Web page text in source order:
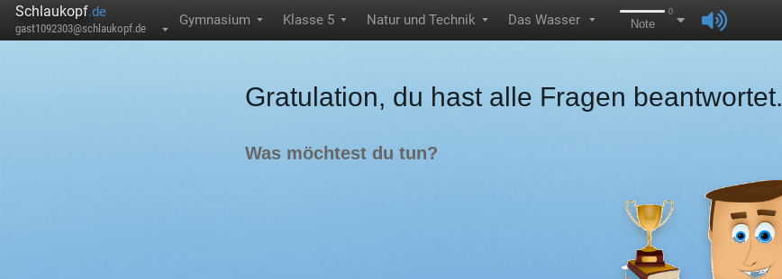
Schlaukopf.de
gast1092303@schlaukopf.de ▼
Gymnasium ▼ Klasse 5 ▼ Natur und Technik ▼ Das Wasser ▼
0
Note
Gratulation, du hast alle Fragen beantwortet.
Was möchtest du tun?